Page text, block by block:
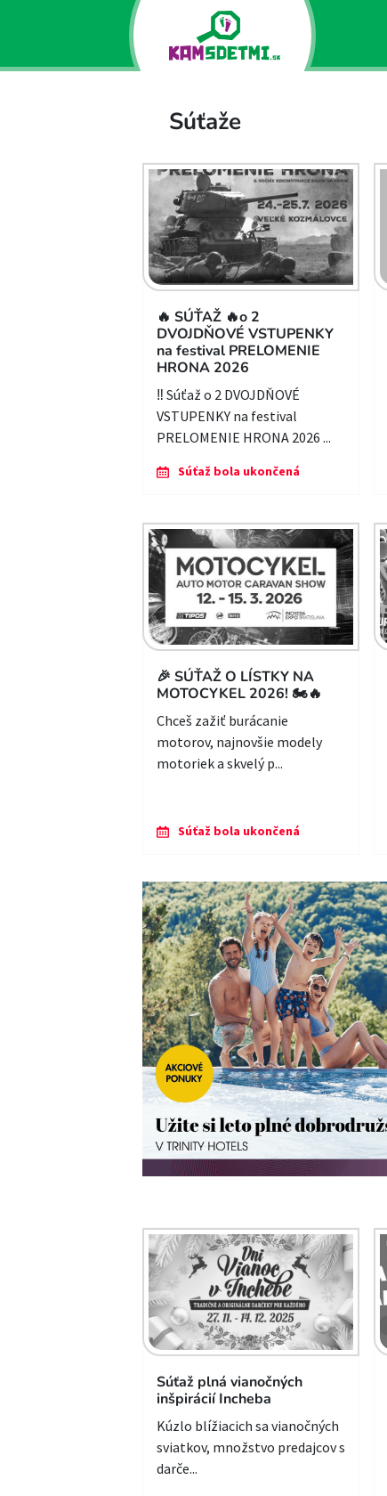
Súťaže
🔥 SÚŤAŽ 🔥o 2
DVOJDŇOVÉ VSTUPENKY
na festival PRELOMENIE
HRONA 2026
‼️ Súťaž o 2 DVOJDŇOVÉ
VSTUPENKY na festival
PRELOMENIE HRONA 2026 ...
Súťaž bola ukončená
🎉 SÚŤAŽ O LÍSTKY NA
MOTOCYKEL 2026! 🏍🔥
Chceš zažiť burácanie
motorov, najnovšie modely
motoriek a skvelý p...
Súťaž bola ukončená
Súťaž plná vianočných
inšpirácií Incheba
Kúzlo blížiacich sa vianočných
sviatkov, množstvo predajcov s
darče...